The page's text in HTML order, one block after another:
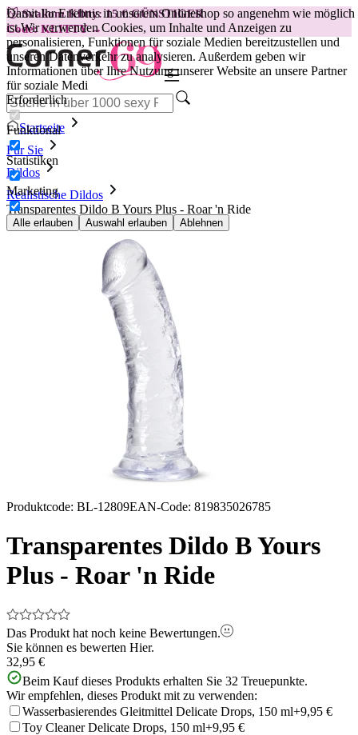
Damit Ihr Erlebnis in unserem Onlineshop so angenehm wie möglich
ist.Wir verwenden Cookies, um Inhalte und Anzeigen zu
personalisieren, Funktionen für soziale Medien bereitzustellen und
unseren Datenverkehr zu analysieren. Außerdem geben wir
Informationen über Ihre Nutzung unserer Website an unsere Partner
für soziale Medi
Erforderlich
Funktional
Statistiken
Marketing
Alle erlauben Auswahl erlauben Ablehnen
😽Svakom Klitty: 15 € GÜNSTIGER
Code: KLITTY →
Startseite
Für Sie
Dildos
Realistische Dildos
Transparentes Dildo B Yours Plus - Roar 'n Ride
Produktcode: BL-12809EAN-Code: 819835026785
Transparentes Dildo B Yours
Plus - Roar 'n Ride
Das Produkt hat noch keine Bewertungen.
Sie können es bewerten Hier.
32,95 €
Beim Kauf dieses Produkts erhalten Sie 32 Treuepunkte.
Wir empfehlen, dieses Produkt mit zu verwenden:
Wasserbasierendes Gleitmittel Delicate Drops, 150 ml+9,95 €
Toy Cleaner Delicate Drops, 150 ml+9,95 €